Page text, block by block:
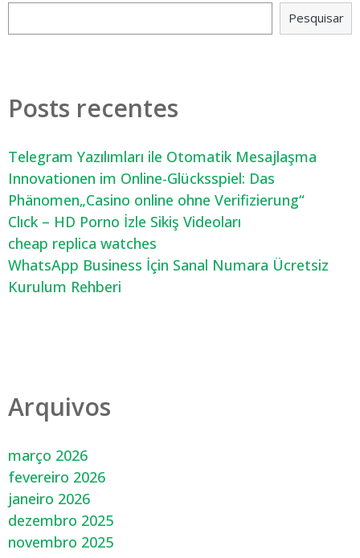
Pesquisar
Posts recentes
Telegram Yazılımları ile Otomatik Mesajlaşma
Innovationen im Online-Glücksspiel: Das
Phänomen„Casino online ohne Verifizierung“
Clıck – HD Porno İzle Sikiş Videoları
cheap replica watches
WhatsApp Business İçin Sanal Numara Ücretsiz
Kurulum Rehberi
Arquivos
março 2026
fevereiro 2026
janeiro 2026
dezembro 2025
novembro 2025